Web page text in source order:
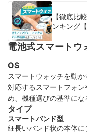
【徹底比
ンキング
電池式スマートウ
OS
スマートウォッチを動
対応するスマートフォ
め、機種選びの基準にな
タイプ
スマートバンド型
細長いバンド状の本体